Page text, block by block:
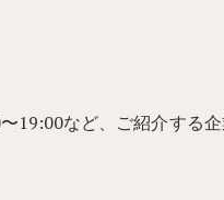
19:00など、ご紹介する企